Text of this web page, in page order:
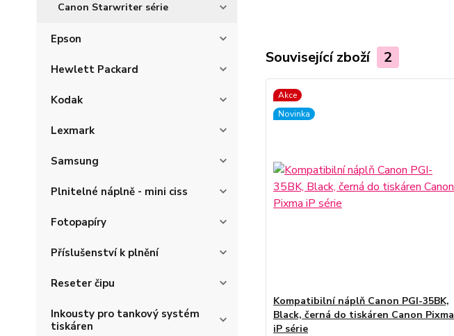
Canon Starwriter série
Epson
Hewlett Packard
Kodak
Lexmark
Samsung
Plnitelné náplně - mini ciss
Fotopapíry
Příslušenství k plnění
Reseter čipu
Inkousty pro tankový systém
tiskáren
Související zboží 2
Akce
Novinka
Kompatibilní náplň Canon PGI-35BK,
Black, černá do tiskáren Canon Pixma
iP série